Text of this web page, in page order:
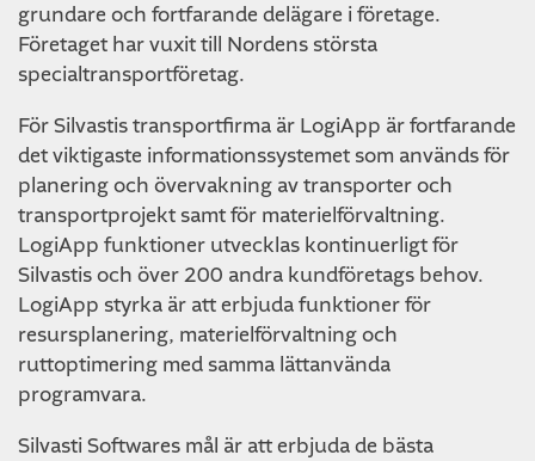
grundare och fortfarande delägare i företage.
Företaget har vuxit till Nordens största
specialtransportföretag.
För Silvastis transportfirma är LogiApp är fortfarande
det viktigaste informationssystemet som används för
planering och övervakning av transporter och
transportprojekt samt för materielförvaltning.
LogiApp funktioner utvecklas kontinuerligt för
Silvastis och över 200 andra kundföretags behov.
LogiApp styrka är att erbjuda funktioner för
resursplanering, materielförvaltning och
ruttoptimering med samma lättanvända
programvara.
Silvasti Softwares mål är att erbjuda de bästa